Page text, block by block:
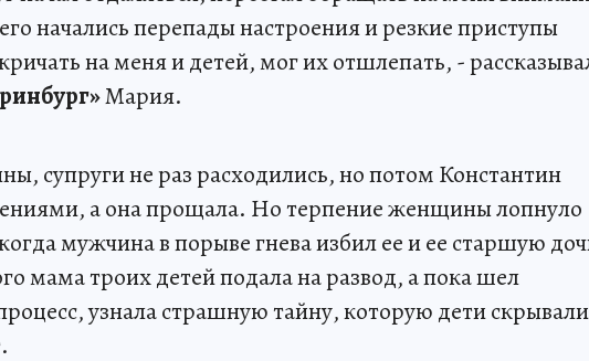
начались перепады настроения и резкие приступы
на меня и детей, мог их отшлепать, -
Мария.
супруги не раз расходились, но потом Константин
а она прощала. Но терпение женщины лопнуло
мужчина в порыве гнева избил ее и ее старшую
мама троих детей подала на развод, а пока шел
узнала страшную тайну, которую дети